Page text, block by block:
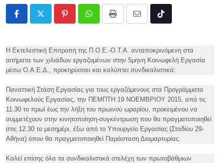
PinterestWhatsappPrint
Share
Email
Tiktok
Η Εκτελεστική Επιτροπή της Π.Ο.Ε.-Ο.Τ.Α. ανταποκρινόμενη στα
αιτήματα των χιλιάδων εργαζομένων στην 5μηνη Κοινωφελή Εργασία
μέσω Ο.Α.Ε.Δ., προκηρύσσει και καλύπτει συνδικαλιστικά:
Παναττική Στάση Εργασίας για τους εργαζόμενους στα Προγράμματα
Κοινωφελούς Εργασίας, την ΠΕΜΠΤΗ 19 ΝΟΕΜΒΡΙΟΥ 2015, από τις
11.30 το πρωί έως την λήξη του πρωινού ωραρίου, προκειμένου να
συμμετέχουν στην κινητοποίηση-συγκέντρωση που θα πραγματοποιηθεί
στις 12.30 το μεσημέρι, έξω από το Υπουργείο Εργασίας (Σταδίου 29-
Αθήνα) όπου θα πραγματοποιηθεί Παράσταση Διαμαρτυρίας.
Καλεί επίσης όλα τα συνδικαλιστικά στελέχη των πρωτοβάθμιων